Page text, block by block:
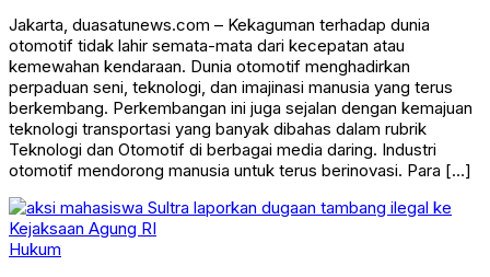
Jakarta, duasatunews.com – Kekaguman terhadap dunia
otomotif tidak lahir semata-mata dari kecepatan atau
kemewahan kendaraan. Dunia otomotif menghadirkan
perpaduan seni, teknologi, dan imajinasi manusia yang terus
berkembang. Perkembangan ini juga sejalan dengan kemajuan
teknologi transportasi yang banyak dibahas dalam rubrik
Teknologi dan Otomotif di berbagai media daring. Industri
otomotif mendorong manusia untuk terus berinovasi. Para […]
Hukum